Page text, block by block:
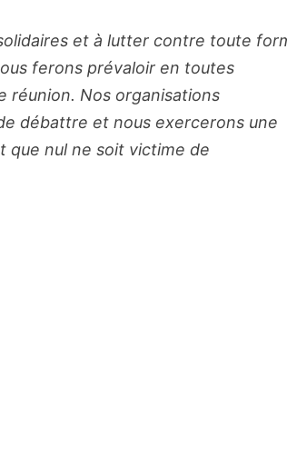
et à lutter contre toute
ferons prévaloir en toutes
réunion. Nos organisations
débattre et nous exercerons une
que nul ne soit victime de